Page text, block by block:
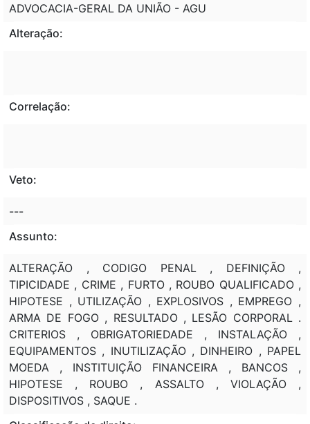
ADVOCACIA-GERAL DA UNIÃO - AGU
Alteração:
Correlação:
Veto:
---
Assunto:
ALTERAÇÃO , CODIGO PENAL , DEFINIÇÃO ,
TIPICIDADE , CRIME , FURTO , ROUBO QUALIFICADO ,
HIPOTESE , UTILIZAÇÃO , EXPLOSIVOS , EMPREGO ,
ARMA DE FOGO , RESULTADO , LESÃO CORPORAL .
CRITERIOS , OBRIGATORIEDADE , INSTALAÇÃO ,
EQUIPAMENTOS , INUTILIZAÇÃO , DINHEIRO , PAPEL
MOEDA , INSTITUIÇÃO FINANCEIRA , BANCOS ,
HIPOTESE , ROUBO , ASSALTO , VIOLAÇÃO ,
DISPOSITIVOS , SAQUE .